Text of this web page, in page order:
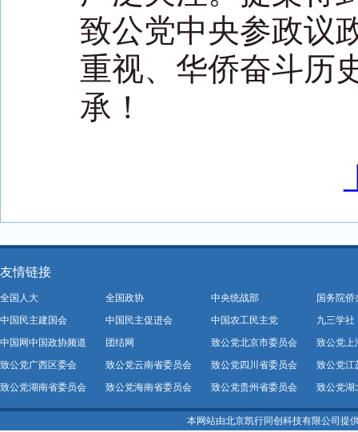
致公党中央参政议
重视、华侨奋斗历
承！
友情链接
全国人大 全国政协 中央统战部
国务院侨
中国民主建国会
中国民主促进会 中国农工民主党
九三学社
中国网中国政协频道
团结网 致公党北京市委员会
致公党上
致公党广西区委会
致公党云南省委员会 致公党四川省委员会
致公党江
致公党湖南省委员会
致公党海南省委员会 致公党贵州省委员会 致公党湖
本网站由北京凯行同创科技有限公司提